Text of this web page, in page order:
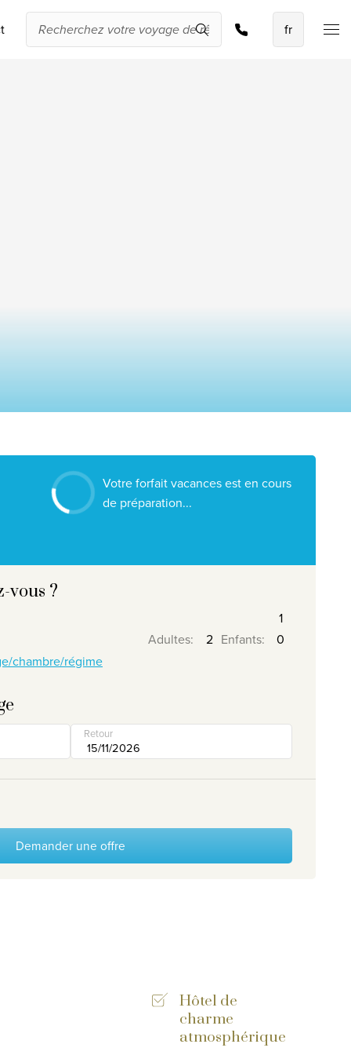
Les meilleures
Nos agences de voyage
Liens utiles
, Travelworld
Demander une offre
Votre forfait vacances est en cours
de préparation...
vous ?
Adultes: Enfants:
chambre/régime
Retour
Demander une offre
Hôtel de
charme
atmosphérique